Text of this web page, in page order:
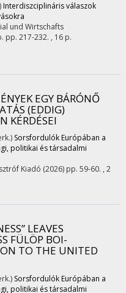
Interdiszciplináris válaszok
und Wirtschafts
pp. 217-232. , 16 p.
EGY BÁRÓNŐ
(EDDIG)
KÉRDÉSEI
Sorsfordulók Európában a
politikai és társadalmi
Kiadó (2026) pp. 59-60. , 2
LEAVES
FÜLÖP BOI-
TO THE UNITED
Sorsfordulók Európában a
politikai és társadalmi